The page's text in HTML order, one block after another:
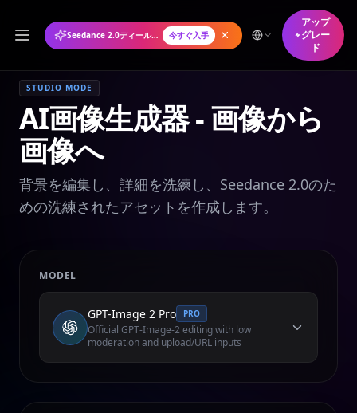
Seedance 2.0ディール年間プランが50%オフ 今すぐ入手
アップ
グレー
ド
STUDIO MODE
AI画像生成器 - 画像から
画像へ
背景を編集し、詳細を洗練し、Seedance 2.0のた
めの洗練されたアセットを作成します。
MODEL
GPT-Image 2 Pro PRO
Official GPT-Image-2 editing with low
moderation and upload/URL inputs